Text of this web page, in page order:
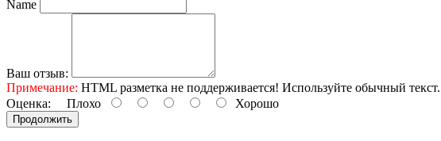
Name
Ваш отзыв:
Примечание: HTML разметка не поддерживается! Используйте обычный текст.
Оценка: Плохо Хорошо
Продолжить